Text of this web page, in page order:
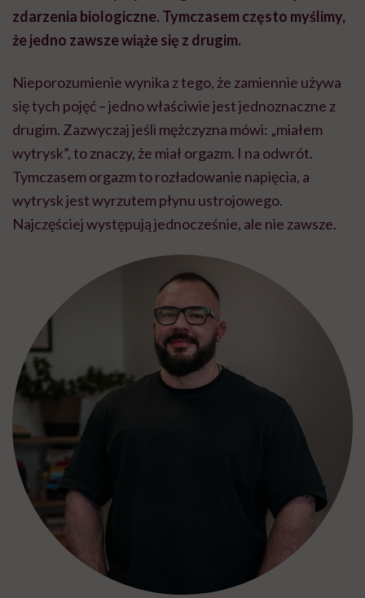
zdarzenia biologiczne. Tymczasem często myślimy,
że jedno zawsze wiąże się z drugim.
Nieporozumienie wynika z tego, że zamiennie używa
się tych pojęć – jedno właściwie jest jednoznaczne z
drugim. Zazwyczaj jeśli mężczyzna mówi: „miałem
wytrysk”, to znaczy, że miał orgazm. I na odwrót.
Tymczasem orgazm to rozładowanie napięcia, a
wytrysk jest wyrzutem płynu ustrojowego.
Najczęściej występują jednocześnie, ale nie zawsze.